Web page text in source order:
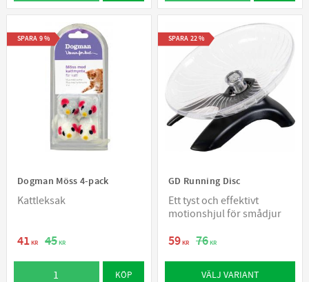
Dogman Möss 4-pack
Kattleksak
41KR 45KR
SPARA 9%
KÖP
GD Running Disc
Ett tyst och effektivt
motionshjul för smådjur
59KR 76KR
SPARA 22%
VÄLJ VARIANT